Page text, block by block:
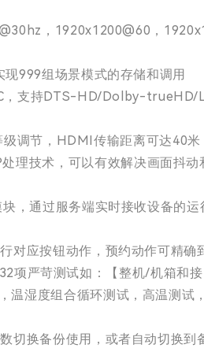
，1920x1200@60，
999组场景模式的存储和调用
支持DTS-HD/Dolby-trueHD/
调节，HDMI传输距离可达40米
技术，可以有效解决画面抖动
，通过服务端实时接收设备的
应按钮动作，预约动作可精确
严苛测试如：【整机/机箱和
湿度组合循环测试，高温测试
切换备份使用，或者自动切换到